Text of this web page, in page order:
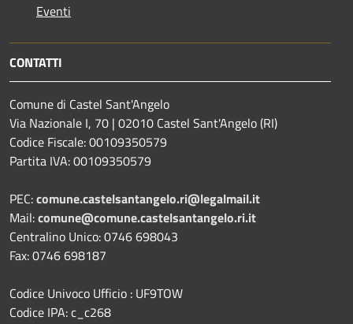
Eventi
CONTATTI
Comune di Castel Sant'Angelo
Via Nazionale I, 70 | 02010 Castel Sant'Angelo (RI)
Codice Fiscale: 00109350579
Partita IVA: 00109350579
PEC:comune.castelsantangelo.ri@legalmail.it
Mail:comune@comune.castelsantangelo.ri.it
Centralino Unico: 0746 698043
Fax: 0746 698187
Codice Univoco Ufficio : UF9TOW
Codice IPA: c_c268